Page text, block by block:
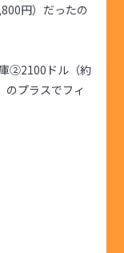
円）だったの
②2100ドル（約
プラスでフィ